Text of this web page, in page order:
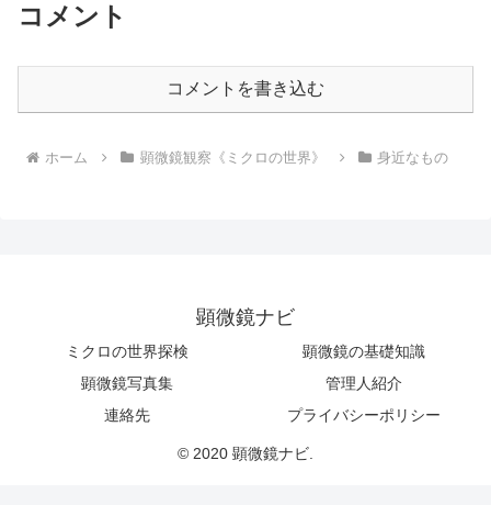
コメント
コメントを書き込む
ホーム 顕微鏡観察《ミクロの世界》 身近なもの
顕微鏡ナビ
ミクロの世界探検
顕微鏡の基礎知識
顕微鏡写真集
管理人紹介
連絡先
プライバシーポリシー
© 2020 顕微鏡ナビ.